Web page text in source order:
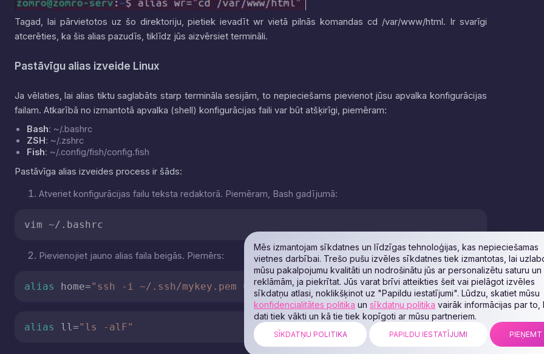
Tagad, lai pārvietotos uz šo direktoriju, pietiek ievadītwr vietā pilnās komandas cd /var/www/html. Ir svarīgi
atcerēties, ka šis alias pazudīs, tiklīdz jūs aizvērsiet termināli.
Pastāvīgu alias izveide Linux
Ja vēlaties, lai alias tiktu saglabāts starp termināla sesijām, to nepieciešams pievienot jūsu apvalka konfigurācijas
failam. Atkarībā no izmantotā apvalka (shell) konfigurācijas faili var būt atšķirīgi, piemēram:
Bash: ~/.bashrc
ZSH: ~/.zshrc
Fish: ~/.config/fish/config.fish
Pastāvīga alias izveides process ir šāds:
Atveriet konfigurācijas failu teksta redaktorā. Piemēram, Bash gadījumā:
vim ~/.bashrc
Pievienojiet jauno alias faila beigās. Piemērs:
alias home="ssh -i ~/.ssh/mykey.pem user@192.168.0.100"
alias ll="ls -alF"
Mēs izmantojam sīkdatnes un līdzīgas tehnoloģijas, kas nepieciešamas
vietnes darbībai. Trešo pušu izvēles sīkdatnes tiek izmantotas, lai
mūsu pakalpojumu kvalitāti un nodrošinātu jūs ar personalizētu saturu un
reklāmām, ja piekrītat. Jūs varat brīvi atteikties šeit vai pielāgot izvēles
sīkdatņu atlasi, noklikšķinot uz "Papildu iestatījumi". Lūdzu, skatiet mūsu
konfidencialitātes politika un sīkdatņu politika vairāk informācijas par to,
dati tiek vākti un kā tie tiek kopīgoti ar mūsu partneriem.
SĪKDATŅU POLITIKA PAPILDU IESTATĪJUMI PIEŅEMT